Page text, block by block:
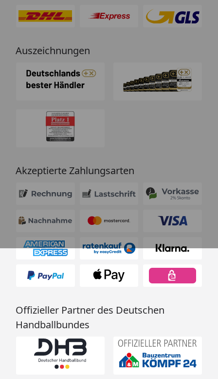
Auszeichnungen
Akzeptierte Zahlungsarten
Offizieller Partner des Deutschen
Handballbundes